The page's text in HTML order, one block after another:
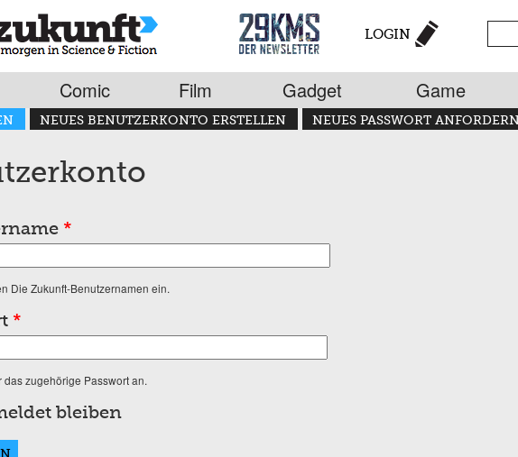
LOGIN
Comic Film Gadget Game
ReiterNEUES BENUTZERKONTO ERSTELLEN NEUES PASSWORT ANFORDERN
*
Die Zukunft-Benutzernamen ein.
*
das zugehörige Passwort an.
bleiben